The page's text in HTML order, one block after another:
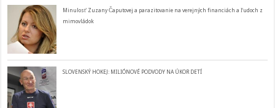
Minulosť Zuzany Čaputovej a parazitovanie na verejných financiách a ľudoch z
mimovládok
SLOVENSKÝ HOKEJ: MILIÓNOVÉ PODVODY NA ÚKOR DETÍ